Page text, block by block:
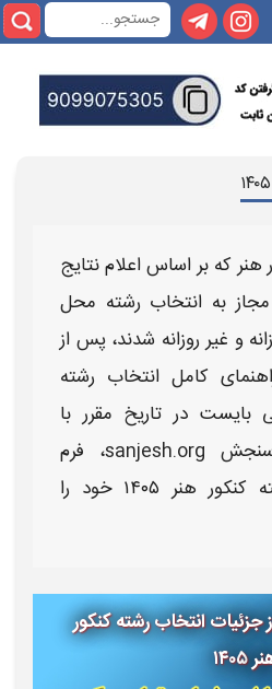
هنر که بر اساس اعلام نتایج
مجاز به انتخاب رشته محل
و غیر روزانه شدند، پس از
کامل انتخاب رشته
بایست در تاریخ مقرر با
مراجعه به سایت سنجش sanjesh.org، فرم
هنر ۱۴۰۵
خود را
جزئیات انتخاب رشته کنکور
۱۴۰۵